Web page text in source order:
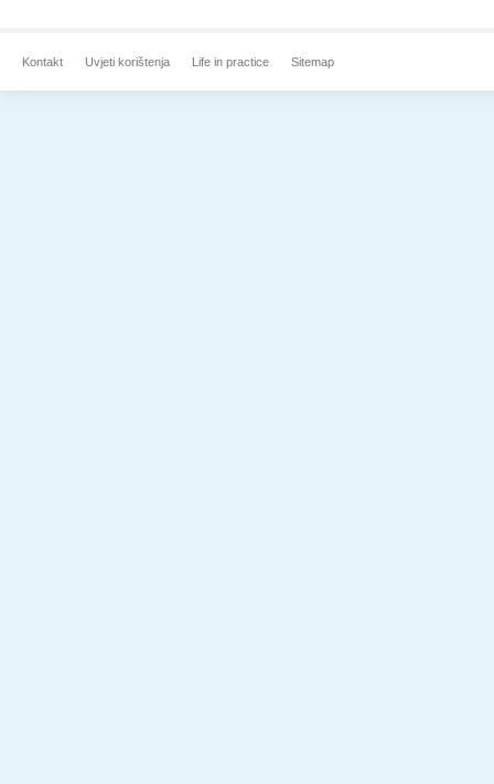
Kontakt Uvjeti korištenja Life in practice Sitemap